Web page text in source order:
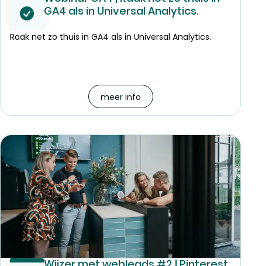
GA4 als in Universal Analytics.
Raak net zo thuis in GA4 als in Universal Analytics.
meer info